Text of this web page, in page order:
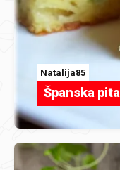
Natalija85
Španska pita